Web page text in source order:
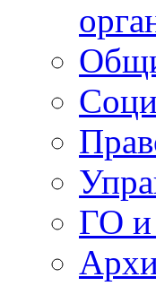
ГО